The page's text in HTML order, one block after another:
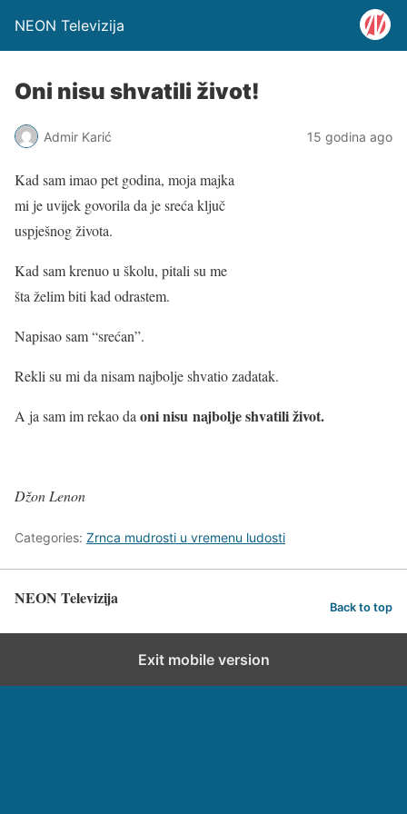
NEON Televizija
Oni nisu shvatili život!
Admir Karić 15 godina ago
Kad sam imao pet godina, moja majka
mi je uvijek govorila da je sreća ključ
uspješnog života.
Kad sam krenuo u školu, pitali su me
šta želim biti kad odrastem.
Napisao sam “srećan”.
Rekli su mi da nisam najbolje shvatio zadatak.
A ja sam im rekao da oni nisu najbolje shvatili život.
Džon Lenon
Categories: Zrnca mudrosti u vremenu ludosti
NEON Televizija Back to top
Exit mobile version